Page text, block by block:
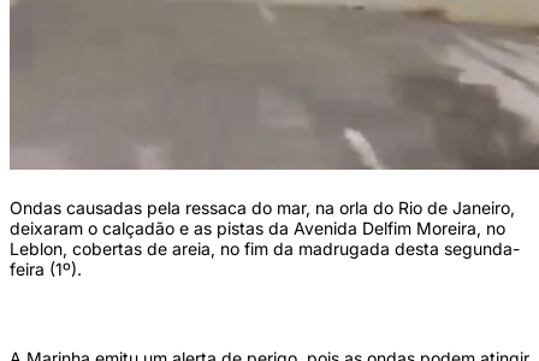
Ondas causadas pela ressaca do mar, na orla do Rio de Janeiro,
deixaram o calçadão e as pistas da Avenida Delfim Moreira, no
Leblon, cobertas de areia, no fim da madrugada desta segunda-
feira (1º).